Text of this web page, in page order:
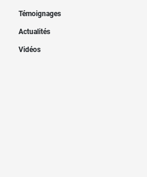
Témoignages
Actualités
Vidéos